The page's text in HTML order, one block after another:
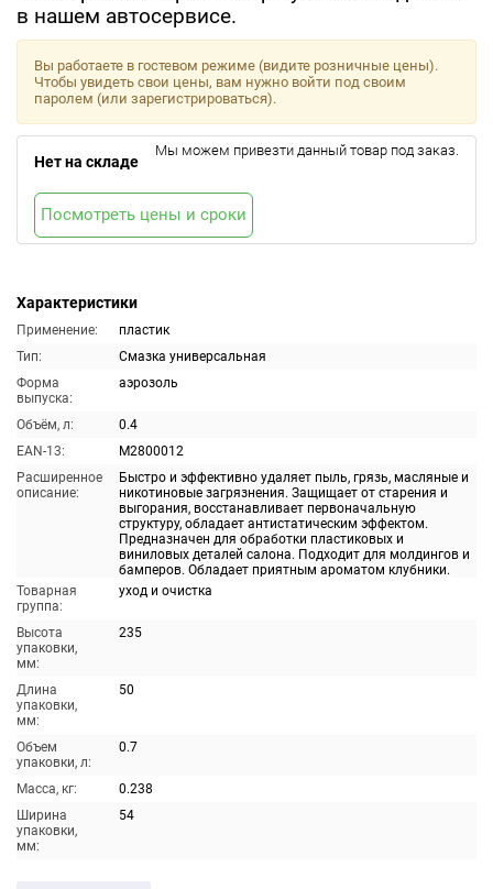
в нашем автосервисе.
Характеристики
Применение:
пластик
Тип:
Смазка универсальная
Форма
выпуска:
аэрозоль
Объём, л:
0.4
EAN-13:
M2800012
Расширенное
описание:
Быстро и эффективно удаляет пыль, грязь, масляные и
никотиновые загрязнения. Защищает от старения и
выгорания, восстанавливает первоначальную
структуру, обладает антистатическим эффектом.
Предназначен для обработки пластиковых и
виниловых деталей салона. Подходит для молдингов и
бамперов. Обладает приятным ароматом клубники.
Товарная
группа:
уход и очистка
Высота
упаковки,
мм:
235
Длина
упаковки,
мм:
50
Объем
упаковки, л:
0.7
Масса, кг:
0.238
Ширина
упаковки,
мм:
54
Вы работаете в гостевом режиме (видите розничные цены).
Чтобы увидеть свои цены, вам нужно войти под своим
паролем (или зарегистрироваться).
Нет на складе
Мы можем привезти данный товар под заказ.
Посмотреть цены и сроки